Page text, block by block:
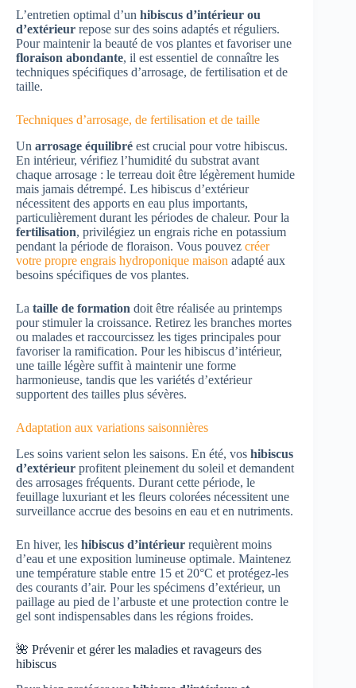
L’entretien optimal d’un hibiscus d’intérieur ou
d’extérieur repose sur des soins adaptés et réguliers.
Pour maintenir la beauté de vos plantes et favoriser une
floraison abondante, il est essentiel de connaître les
techniques spécifiques d’arrosage, de fertilisation et de
taille.
Techniques d’arrosage, de fertilisation et de taille
Un arrosage équilibré est crucial pour votre hibiscus.
En intérieur, vérifiez l’humidité du substrat avant
chaque arrosage : le terreau doit être légèrement humide
mais jamais détrempé. Les hibiscus d’extérieur
nécessitent des apports en eau plus importants,
particulièrement durant les périodes de chaleur. Pour la
fertilisation, privilégiez un engrais riche en potassium
pendant la période de floraison. Vous pouvez créer
votre propre engrais hydroponique maison adapté aux
besoins spécifiques de vos plantes.
La taille de formation doit être réalisée au printemps
pour stimuler la croissance. Retirez les branches mortes
ou malades et raccourcissez les tiges principales pour
favoriser la ramification. Pour les hibiscus d’intérieur,
une taille légère suffit à maintenir une forme
harmonieuse, tandis que les variétés d’extérieur
supportent des tailles plus sévères.
Adaptation aux variations saisonnières
Les soins varient selon les saisons. En été, vos hibiscus
d’extérieur profitent pleinement du soleil et demandent
des arrosages fréquents. Durant cette période, le
feuillage luxuriant et les fleurs colorées nécessitent une
surveillance accrue des besoins en eau et en nutriments.
En hiver, les hibiscus d’intérieur requièrent moins
d’eau et une exposition lumineuse optimale. Maintenez
une température stable entre 15 et 20°C et protégez-les
des courants d’air. Pour les spécimens d’extérieur, un
paillage au pied de l’arbuste et une protection contre le
gel sont indispensables dans les régions froides.
🌺 Prévenir et gérer les maladies et ravageurs des
hibiscus